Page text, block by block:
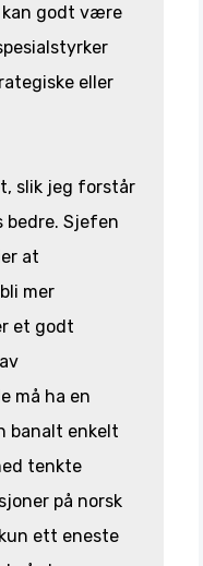
kan godt være
eller
slik jeg forstår
bedre. Sjefen
at
mer
et godt
må ha en
banalt enkelt
tenkte
på norsk
ett eneste